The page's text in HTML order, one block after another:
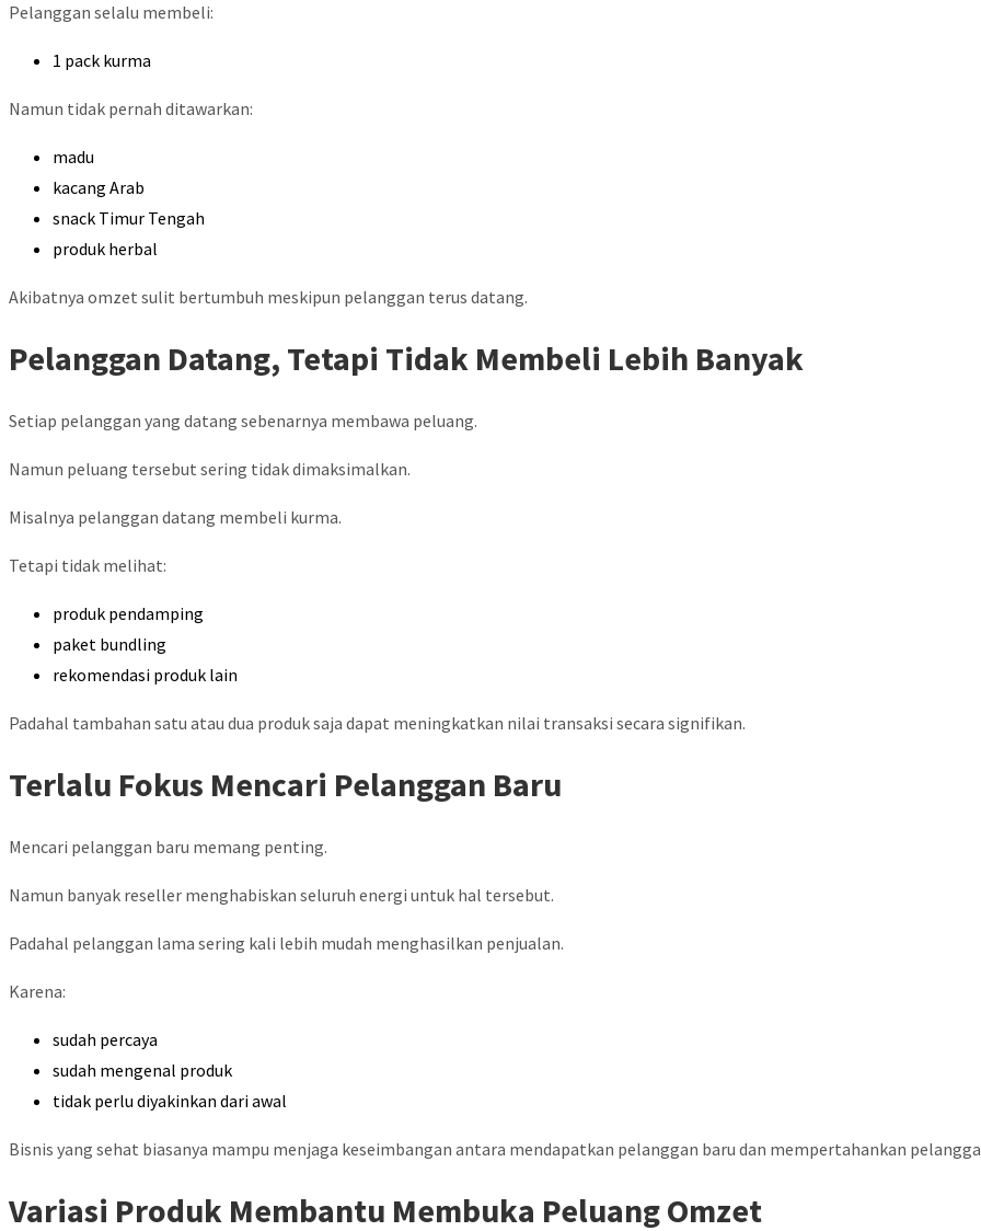
Pelanggan selalu membeli:
1 pack kurma
Namun tidak pernah ditawarkan:
madu
kacang Arab
snack Timur Tengah
produk herbal
Akibatnya omzet sulit bertumbuh meskipun pelanggan terus datang.
Pelanggan Datang, Tetapi Tidak Membeli Lebih Banyak
Setiap pelanggan yang datang sebenarnya membawa peluang.
Namun peluang tersebut sering tidak dimaksimalkan.
Misalnya pelanggan datang membeli kurma.
Tetapi tidak melihat:
produk pendamping
paket bundling
rekomendasi produk lain
Padahal tambahan satu atau dua produk saja dapat meningkatkan nilai transaksi secara signifikan.
Terlalu Fokus Mencari Pelanggan Baru
Mencari pelanggan baru memang penting.
Namun banyak reseller menghabiskan seluruh energi untuk hal tersebut.
Padahal pelanggan lama sering kali lebih mudah menghasilkan penjualan.
Karena:
sudah percaya
sudah mengenal produk
tidak perlu diyakinkan dari awal
Bisnis yang sehat biasanya mampu menjaga keseimbangan antara mendapatkan pelanggan baru dan mempertahankan
Variasi Produk Membantu Membuka Peluang Omzet